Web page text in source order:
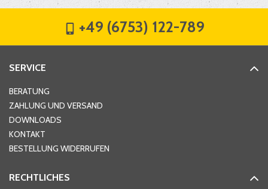
+49 (6753) 122-789
SERVICE
BERATUNG
ZAHLUNG UND VERSAND
DOWNLOADS
KONTAKT
BESTELLUNG WIDERRUFEN
RECHTLICHES